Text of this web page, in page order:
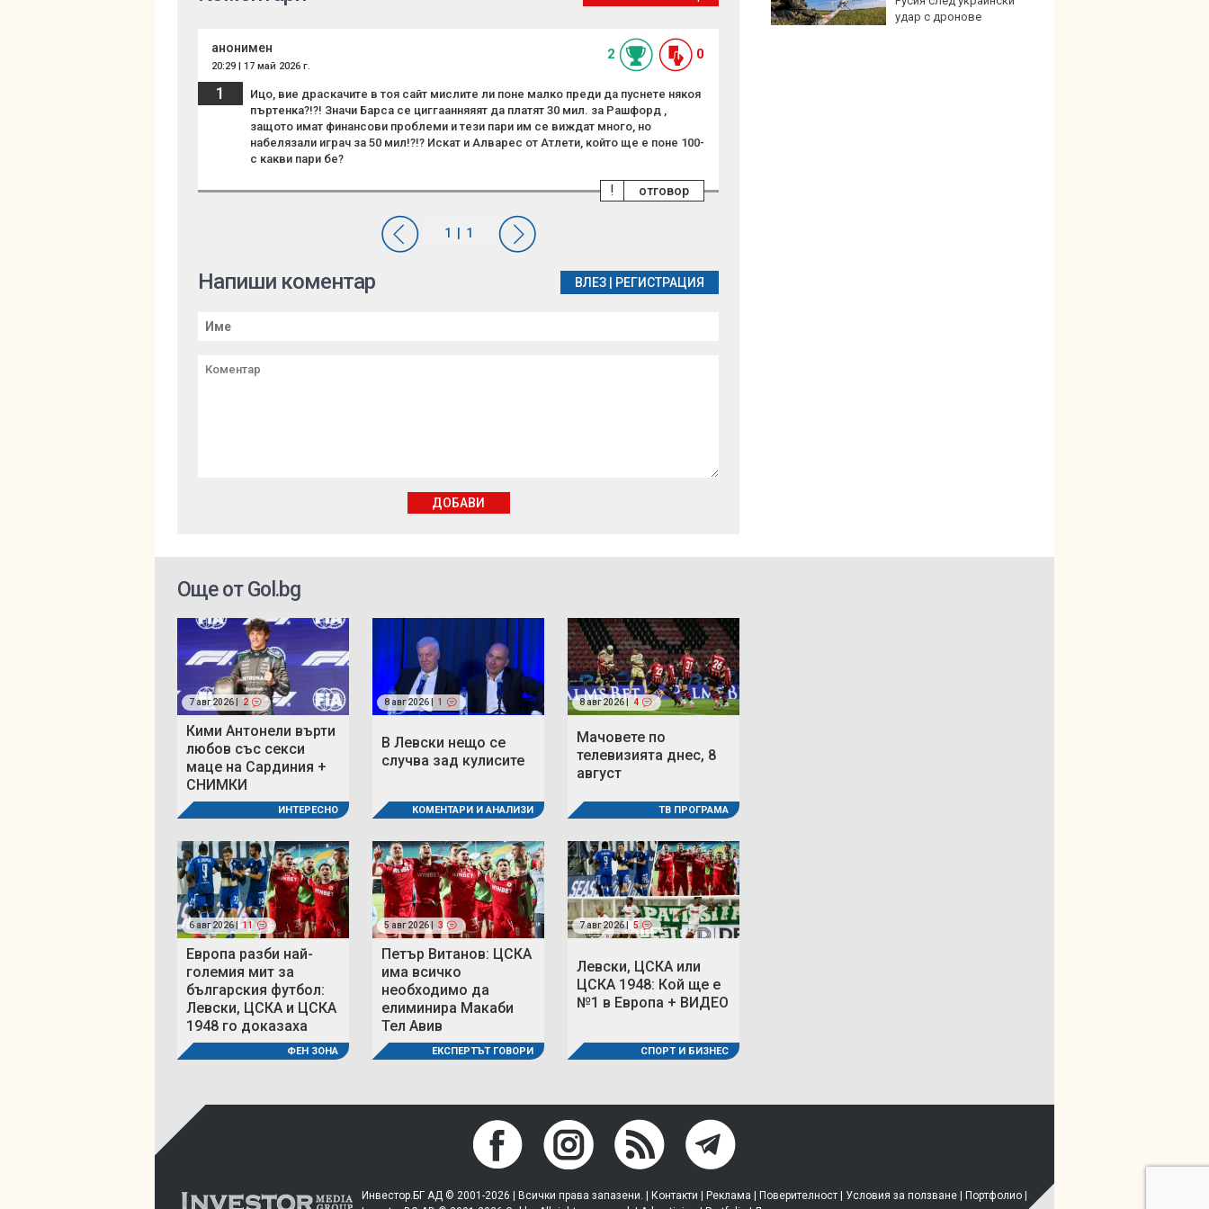
удар с дронове
анонимен
20:29 | 17 май 2026 г.
2 0
1
Ицо, вие драскачите в тоя сайт мислите ли поне малко преди да пуснете някоя
пъртенка?!?! Значи Барса се циггаанняяят да платят 30 мил. за Рашфорд ,
защото имат финансови проблеми и тези пари им се виждат много, но
набелязали играч за 50 мил!?!? Искат и Алварес от Атлети, който ще е поне 100-
с какви пари бе?
отговор
!
Напиши коментар ВЛЕЗ РЕГИСТРАЦИЯ
ДОБАВИ
Още от Gol.bg
7 авг 2026 | 2
Кими Антонели върти
любов със секси
маце на Сардиния +
СНИМКИ
ИНТЕРЕСНО
8 авг 2026 | 1
В Левски нещо се
случва зад кулисите
КОМЕНТАРИ И АНАЛИЗИ
8 авг 2026 | 4
Мачовете по
телевизията днес, 8
август
ТВ ПРОГРАМА
6 авг 2026 | 11
Европа разби най-
големия мит за
българския футбол:
Левски, ЦСКА и ЦСКА
1948 го доказаха
ФЕН ЗОНА
5 авг 2026 | 3
Петър Витанов: ЦСКА
има всичко
необходимо да
елиминира Макаби
Тел Авив
ЕКСПЕРТЪТ ГОВОРИ
7 авг 2026 | 5
Левски, ЦСКА или
ЦСКА 1948: Кой ще е
№1 в Европа + ВИДЕО
СПОРТ И БИЗНЕС
Инвестор.БГ АД © 2001-2026 | Всички права запазени. | Контакти Реклама Поверителност Условия за ползване Портфолио